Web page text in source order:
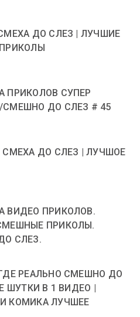
ДО СЛЕЗ | ЛУЧШИЕ
ПРИКОЛОВ СУПЕР
ДО СЛЕЗ # 45
СМЕХА ДО СЛЕЗ | ЛУЧШОЕ
ВИДЕО ПРИКОЛОВ.
ПРИКОЛЫ.
СЛЕЗ.
РЕАЛЬНО СМЕШНО ДО
ШУТКИ В 1 ВИДЕО |
КОМИКА ЛУЧШЕЕ